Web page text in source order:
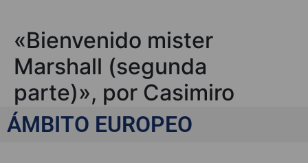
«Bienvenido mister
Marshall (segunda
parte)», por Casimiro
García-Abadillo
ÁMBITO EUROPEO